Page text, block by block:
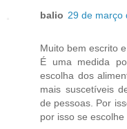
balio 29 de março
Muito bem escrito
É uma medida
escolha dos
mais suscetíveis
de pessoas. Por
por isso se